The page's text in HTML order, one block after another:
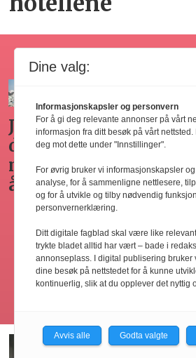
Horecajus fra
Arbeidsgivers
omplasseringsplikt
ved
oppsigelse
Gode
råd for
om
Dine valg:
Informasjonskapsler og personvern
For å gi deg relevante annonser på vårt
informasjon fra ditt besøk på vårt
deg mot dette under "Innstillinger".
For øvrig bruker vi informasjonskapsler
analyse, for å sammenligne nettlesere,
og for å utvikle og tilby nødvendig
personvernerklæring.
Ditt digitale fagblad skal være like
trykte bladet alltid har vært – bade i
annonseplass. I digital publisering bruker
dine besøk på nettstedet for å kunne
kontinuerlig, slik at du opplever det nyttig
Avvis alle Godta valgte